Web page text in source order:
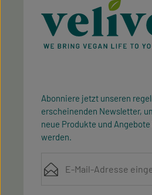
Abonniere jetzt unseren
erscheinenden Newsletter,
neue Produkte und
werden.